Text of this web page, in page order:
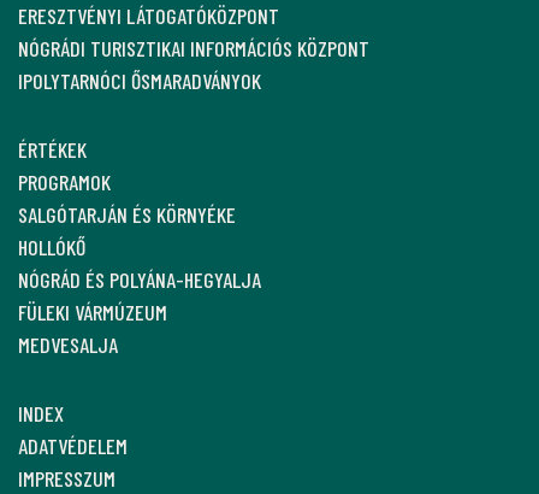
ERESZTVÉNYI LÁTOGATÓKÖZPONT
NÓGRÁDI TURISZTIKAI INFORMÁCIÓS KÖZPONT
IPOLYTARNÓCI ŐSMARADVÁNYOK
ÉRTÉKEK
PROGRAMOK
SALGÓTARJÁN ÉS KÖRNYÉKE
HOLLÓKŐ
NÓGRÁD ÉS POLYÁNA-HEGYALJA
FÜLEKI VÁRMÚZEUM
MEDVESALJA
INDEX
ADATVÉDELEM
IMPRESSZUM